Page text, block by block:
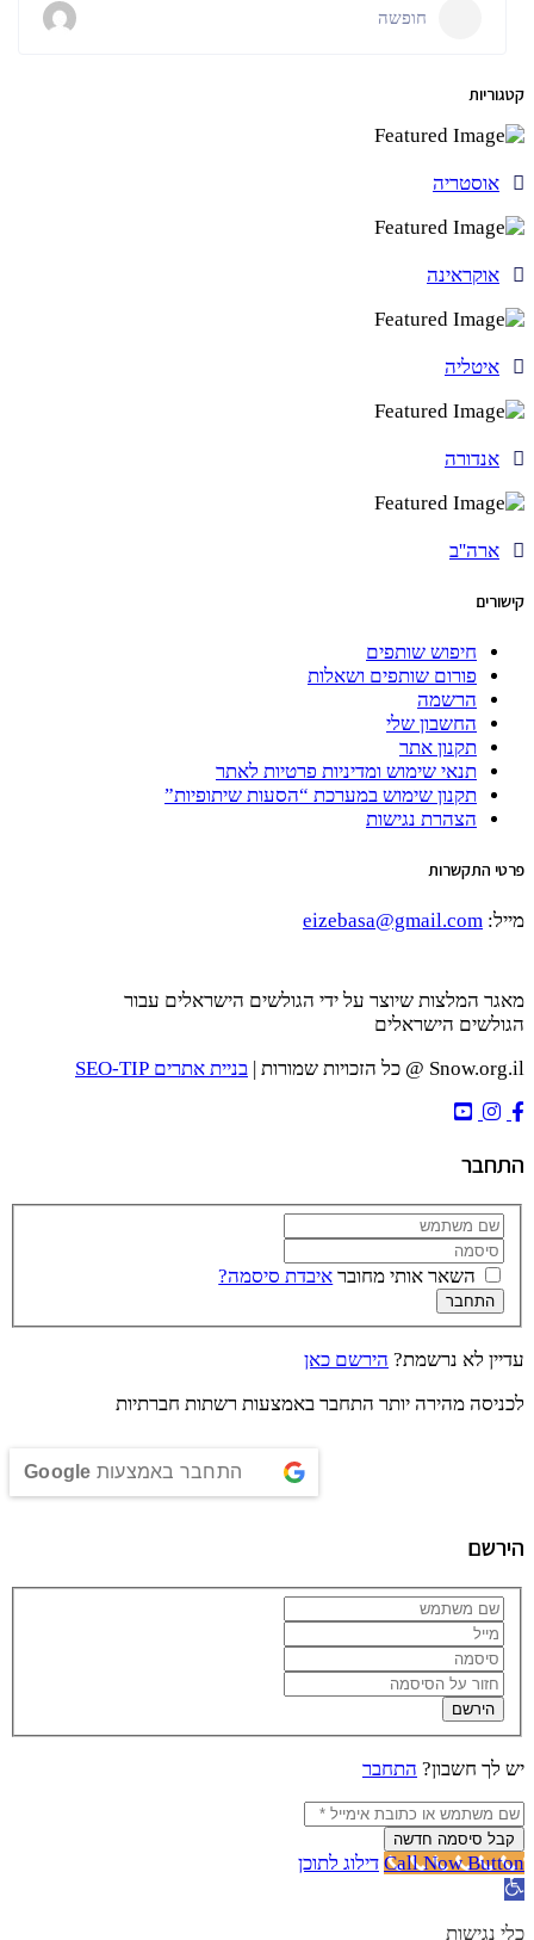
חופשה
קטגוריות
אוסטריה
אוקראינה
איטליה
אנדורה
ארה''ב
קישורים
חיפוש שותפים
פורום שותפים ושאלות
הרשמה
החשבון שלי
תקנון אתר
תנאי שימוש ומדיניות פרטיות לאתר
תקנון שימוש במערכת “הסעות שיתופיות”
הצהרת נגישות
פרטי התקשרות
מייל: eizebasa@gmail.com
מאגר המלצות שיוצר על ידי הגולשים הישראלים עבור
הגולשים הישראלים
Snow.org.il @ כל הזכויות שמורות |
בניית אתרים SEO-TIP
התחבר
השאר אותי מחובר איבדת סיסמה?
התחבר
עדיין לא נרשמת? הירשם כאן
לכניסה מהירה יותר התחבר באמצעות רשתות חברתיות
התחבר באמצעות Google
הירשם
הירשם
יש לך חשבון? התחבר
קבל סיסמה חדשה
Call Now Button דילוג לתוכן
פתח סרגל נגישות
כלי נגישות